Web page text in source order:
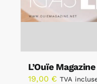
L’Ouïe Magazine
19,00 € TVA